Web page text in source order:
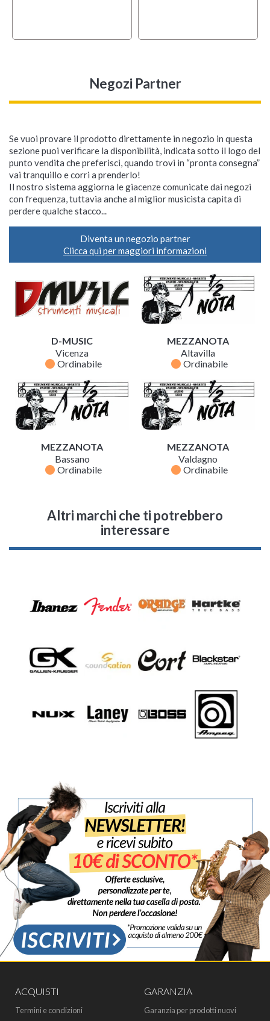
Negozi Partner
Se vuoi provare il prodotto direttamente in negozio in questa
sezione puoi verificare la disponibilità, indicata sotto il logo del
punto vendita che preferisci, quando trovi in “pronta consegna”
vai tranquillo e corri a prenderlo!
Il nostro sistema aggiorna le giacenze comunicate dai negozi
con frequenza, tuttavia anche al miglior musicista capita di
perdere qualche stacco...
Diventa un negozio partner
Clicca qui per maggiori informazioni
D-MUSIC
Vicenza
fiber_manual_record Ordinabile
MEZZANOTA
Altavilla
fiber_manual_record Ordinabile
MEZZANOTA
Bassano
fiber_manual_record Ordinabile
MEZZANOTA
Valdagno
fiber_manual_record Ordinabile
Altri marchi che ti potrebbero
interessare
ACQUISTI
Termini e condizioni
GARANZIA
Garanzia per prodotti nuovi